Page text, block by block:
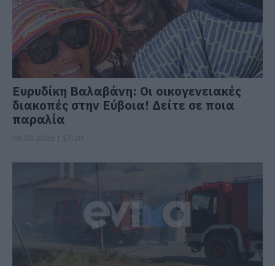
Ευρυδίκη Βαλαβάνη: Οι οικογενειακές
διακοπές στην Εύβοια! Δείτε σε ποια
παραλία